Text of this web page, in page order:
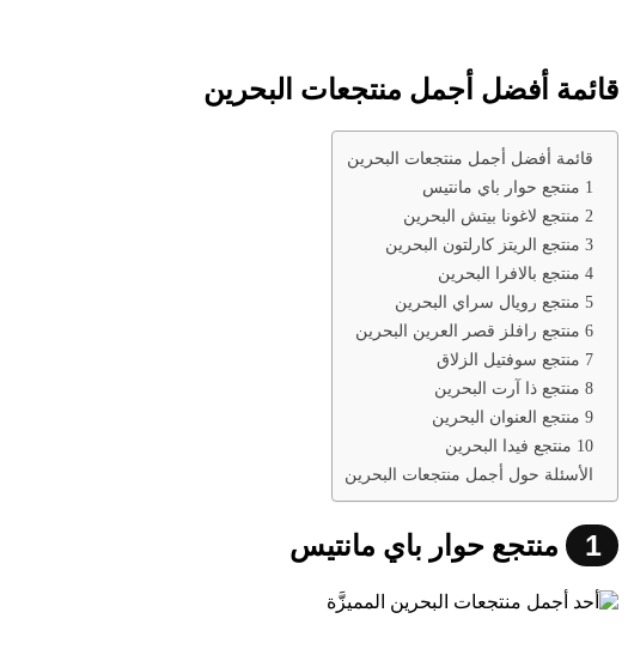
قائمة أفضل أجمل منتجعات البحرين
قائمة أفضل أجمل منتجعات البحرين
1 منتجع حوار باي مانتيس
2 منتجع لاغونا بيتش البحرين
3 منتجع الريتز كارلتون البحرين
4 منتجع بالافرا البحرين
5 منتجع رويال سراي البحرين
6 منتجع رافلز قصر العرين البحرين
7 منتجع سوفتيل الزلاق
8 منتجع ذا آرت البحرين
9 منتجع العنوان البحرين
10 منتجع فيدا البحرين
الأسئلة حول أجمل منتجعات البحرين
1 منتجع حوار باي مانتيس